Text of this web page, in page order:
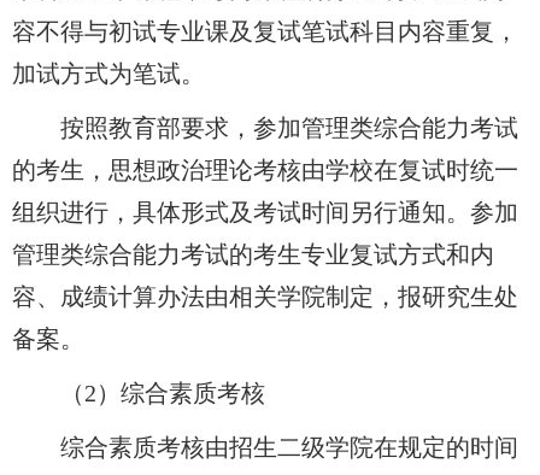
容不得与初试专业课及复试笔试科目内容重复，
加试方式为笔试。
按照教育部要求，参加管理类综合能力考试
的考生，思想政治理论考核由学校在复试时统一
组织进行，具体形式及考试时间另行通知。参加
管理类综合能力考试的考生专业复试方式和内
容、成绩计算办法由相关学院制定，报研究生处
备案。
（2）综合素质考核
综合素质考核由招生二级学院在规定的时间